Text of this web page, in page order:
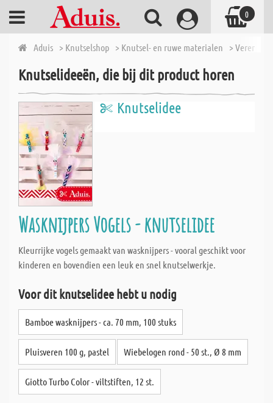
Aduis > Knutselshop > Knutsel- en ruwe materialen > Veren
Knutselideeën, die bij dit product horen
Knutselidee
Wasknijpers Vogels - knutselidee
Kleurrijke vogels gemaakt van wasknijpers - vooral geschikt voor
kinderen en bovendien een leuk en snel knutselwerkje.
Voor dit knutselidee hebt u nodig
Bamboe wasknijpers - ca. 70 mm, 100 stuks
Pluisveren 100 g, pastel Wiebelogen rond - 50 st., Ø 8 mm
Giotto Turbo Color - viltstiften, 12 st.
0